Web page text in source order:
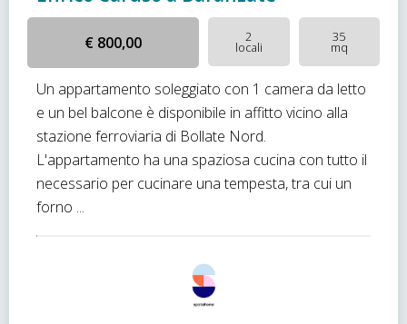
€ 800,00 2
locali
35
mq
Un appartamento soleggiato con 1 camera da letto
e un bel balcone è disponibile in affitto vicino alla
stazione ferroviaria di Bollate Nord.
L'appartamento ha una spaziosa cucina con tutto il
necessario per cucinare una tempesta, tra cui un
forno ...